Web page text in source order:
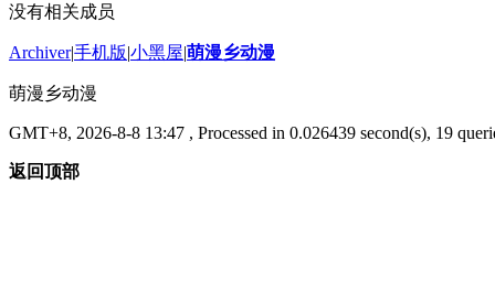
没有相关成员
Archiver|手机版|小黑屋|萌漫乡动漫
萌漫乡动漫
GMT+8, 2026-8-8 13:47 , Processed in 0.026439 second(s), 19
返回顶部